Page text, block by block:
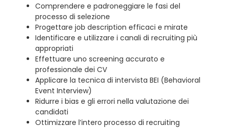
Comprendere e padroneggiare le fasi del
processo di selezione
Progettare job description efficaci e mirate
Identificare e utilizzare i canali di recruiting più
appropriati
Effettuare uno screening accurato e
professionale dei CV
Applicare la tecnica di intervista BEI (Behavioral
Event Interview)
Ridurre i bias e gli errori nella valutazione dei
candidati
Ottimizzare l’intero processo di recruiting